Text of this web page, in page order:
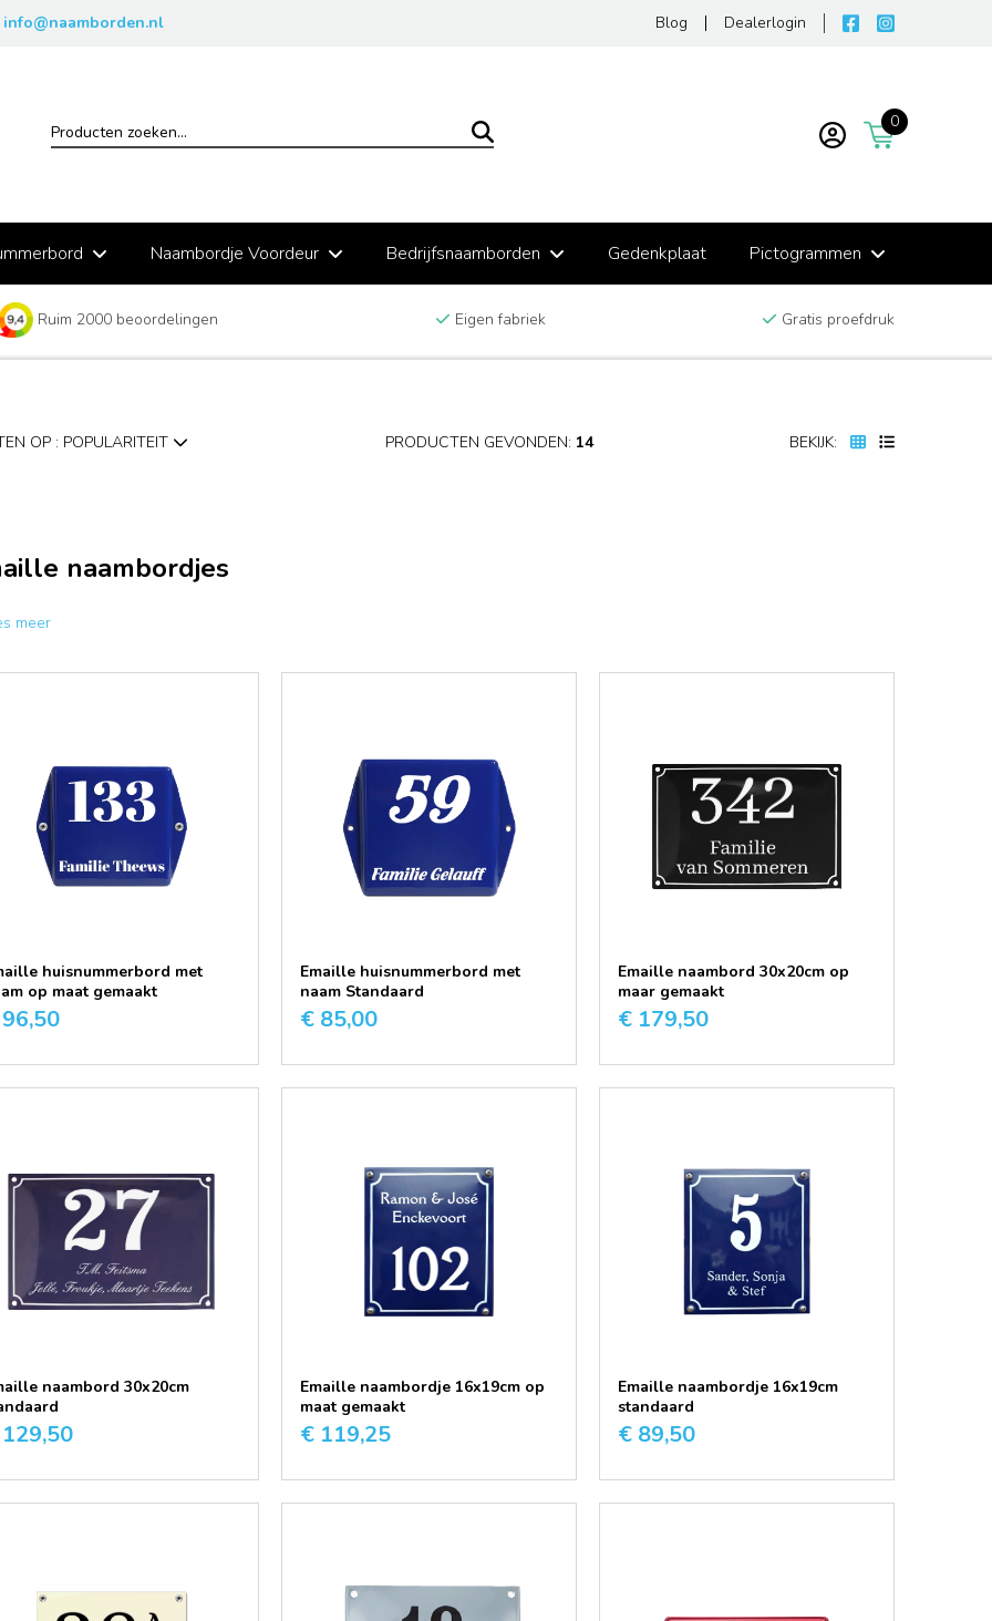
info@naamborden.nl Blog Dealerlogin
0
Naambordje Voordeur Bedrijfsnaamborden Gedenkplaat Pictogrammen
Ruim 2000 beoordelingen Eigen fabriek Gratis proefdruk
OP : POPULARITEIT PRODUCTEN GEVONDEN: 14 BEKIJK:
naambordjes
meer
huisnummerbord met
op maat gemaakt
Emaille huisnummerbord met
naam Standaard
€ 85,00
Emaille naambord 30x20cm op
maar gemaakt
€ 179,50
naambord 30x20cm
Emaille naambordje 16x19cm op
maat gemaakt
€ 119,25
Emaille naambordje 16x19cm
standaard
€ 89,50